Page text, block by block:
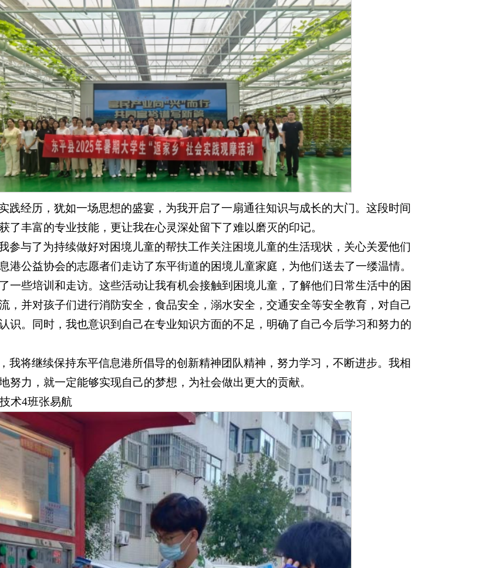
践经历，犹如一场思想的盛宴，为我开启了一扇通往知识与成长的大门。这段时间
了丰富的专业技能，更让我在心灵深处留下了难以磨灭的印记。
参与了为持续做好对困境儿童的帮扶工作关注困境儿童的生活现状，关心关爱他们
港公益协会的志愿者们走访了东平街道的困境儿童家庭，为他们送去了一缕温情。
一些培训和走访。这些活动让我有机会接触到困境儿童，了解他们日常生活中的困
，并对孩子们进行消防安全，食品安全，溺水安全，交通安全等安全教育，对自己
识。同时，我也意识到自己在专业知识方面的不足，明确了自己今后学习和努力的
我将继续保持东平信息港所倡导的创新精神团队精神，努力学习，不断进步。我相
努力，就一定能够实现自己的梦想，为社会做出更大的贡献。
术4班张易航